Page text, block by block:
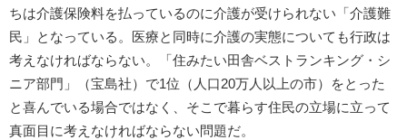
ちは介護保険料を払っているのに介護が受けられない「介護難
民」となっている。医療と同時に介護の実態についても行政は
考えなければならない。「住みたい田舎ベストランキング・シ
ニア部門」（宝島社）で1位（人口20万人以上の市）をとった
と喜んでいる場合ではなく、そこで暮らす住民の立場に立って
真面目に考えなければならない問題だ。